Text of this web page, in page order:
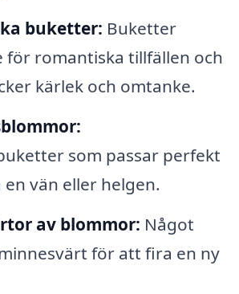
buketter: Buketter
för romantiska tillfällen och
kärlek och omtanke.
som passar perfekt
vän eller helgen.
av blommor: Något
för att fira en ny